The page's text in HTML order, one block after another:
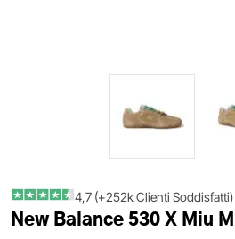
4,7 (+252k Clienti Soddisfatti)
New Balance 530 X Miu